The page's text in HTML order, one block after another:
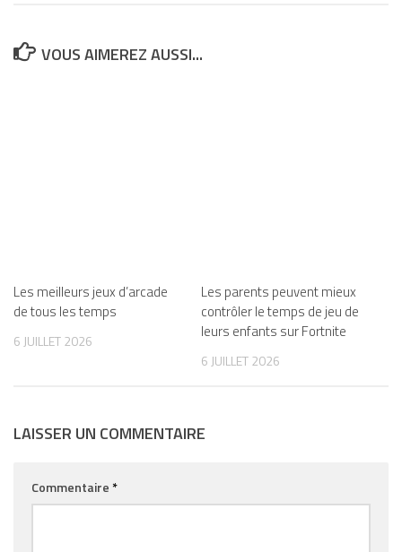
VOUS AIMEREZ AUSSI...
Les meilleurs jeux d’arcade
de tous les temps
6 JUILLET 2026
Les parents peuvent mieux
contrôler le temps de jeu de
leurs enfants sur Fortnite
6 JUILLET 2026
LAISSER UN COMMENTAIRE
Commentaire*